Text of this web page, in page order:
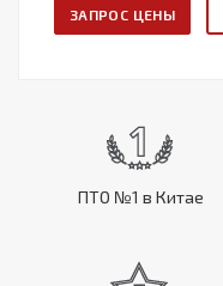
ЗАПРОС ЦЕНЫ
ПТО №1 в Китае